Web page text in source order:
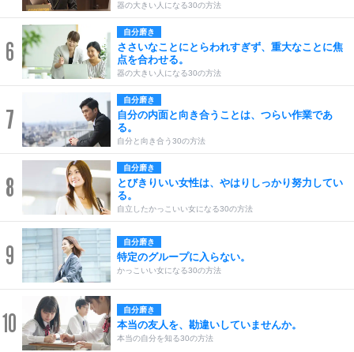
器の大きい人になる30の方法
6
自分磨き
ささいなことにとらわれすぎず、重大なことに焦
点を合わせる。
器の大きい人になる30の方法
7
自分磨き
自分の内面と向き合うことは、つらい作業であ
る。
自分と向き合う30の方法
8
自分磨き
とびきりいい女性は、やはりしっかり努力してい
る。
自立したかっこいい女になる30の方法
9 自分磨き
特定のグループに入らない。
かっこいい女になる30の方法
10 自分磨き
本当の友人を、勘違いしていませんか。
本当の自分を知る30の方法